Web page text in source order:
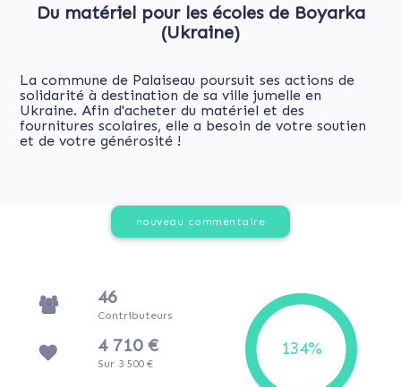
Du matériel pour les écoles de Boyarka
(Ukraine)
La commune de Palaiseau poursuit ses actions de
solidarité à destination de sa ville jumelle en
Ukraine. Afin d'acheter du matériel et des
fournitures scolaires, elle a besoin de votre soutien
et de votre générosité !
nouveau commentaire
46
Contributeurs
4 710 €
Sur 3 500 €